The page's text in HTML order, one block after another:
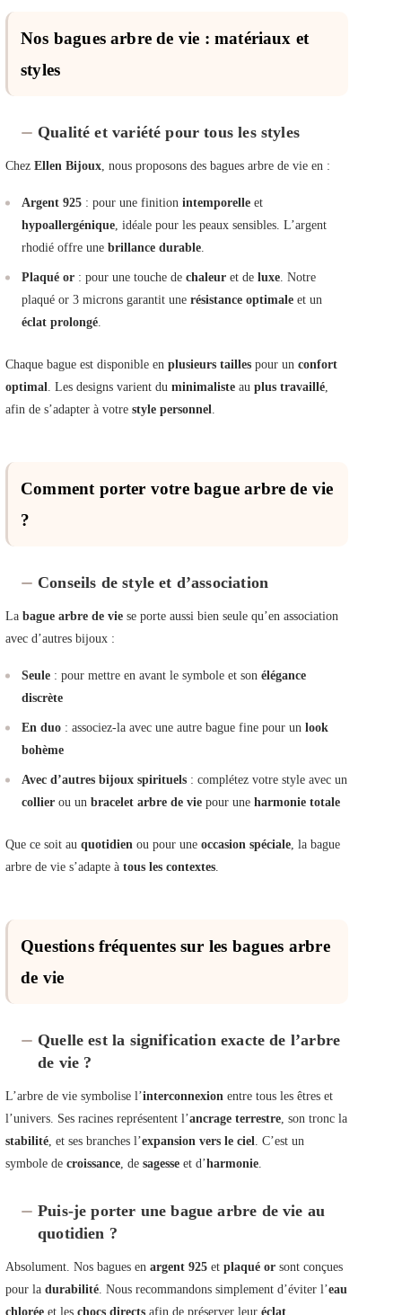
Nos bagues arbre de vie : matériaux et
styles
Qualité et variété pour tous les styles
Chez Ellen Bijoux , nous proposons des bagues arbre de vie en :
Argent 925 : pour une finition intemporelle et
hypoallergénique , idéale pour les peaux sensibles. L’argent
rhodié offre une brillance durable
Plaqué or : pour une touche de chaleur et de luxe . Notre
plaqué or 3 microns garantit une résistance optimale et un
éclat prolongé
Chaque bague est disponible en plusieurs tailles pour un confort
optimal
. Les designs varient du minimaliste au plus travaillé
afin de s’adapter à votre style personnel
Comment porter votre bague arbre de vie
?
Conseils de style et d’association
La bague arbre de vie se porte aussi bien seule qu’en association
avec d’autres bijoux :
Seule : pour mettre en avant le symbole et son élégance
discrète
En duo : associez-la avec une autre bague fine pour un look
bohème
Avec d’autres bijoux spirituels : complétez votre style avec un
collier ou un bracelet arbre de vie pour une harmonie totale
Que ce soit au quotidien ou pour une occasion spéciale , la bague
arbre de vie s’adapte à tous les contextes
Questions fréquentes sur les bagues arbre
de vie
Quelle est la signification exacte de l’arbre
de vie ?
L’arbre de vie symbolise l’interconnexion entre tous les êtres et
l’univers. Ses racines représentent l’ancrage terrestre , son tronc la
stabilité , et ses branches l’expansion vers le ciel
. C’est un
symbole de croissance , de sagesse et d’harmonie
Puis-je porter une bague arbre de vie au
quotidien ?
Absolument. Nos bagues en argent 925 et plaqué or sont conçues
pour la durabilité . Nous recommandons simplement d’éviter l’eau
chlorée et les chocs directs afin de préserver leur éclat